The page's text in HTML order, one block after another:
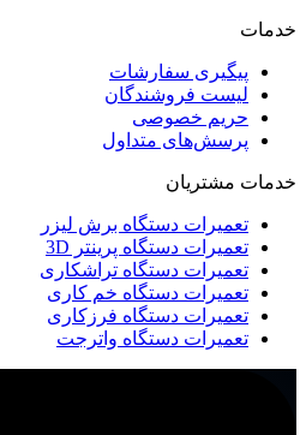
خدمات
پیگیری سفارشات
لیست فروشندگان
حریم خصوصی
پرسش‌های متداول
خدمات مشتریان
تعمیرات دستگاه برش لیزر
تعمیرات دستگاه پرینتر 3D
تعمیرات دستگاه تراشکاری
تعمیرات دستگاه خم کاری
تعمیرات دستگاه فرزکاری
تعمیرات دستگاه واترجت